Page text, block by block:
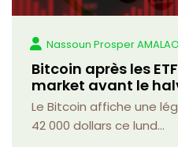
Nassoun Prosper AMALAO
Bitcoin après les
market avant le
Le Bitcoin affiche une
42 000 dollars ce lund...